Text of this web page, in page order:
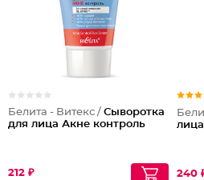
Белита - Витекс / Сыворотка
для лица Акне контроль
212 ₽ 240